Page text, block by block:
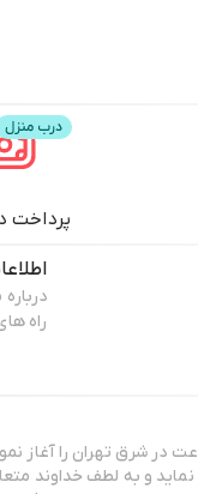
پرداخت
درباره
راه
در شرق تهران را آغاز
را جلب نماید و به لطف خداوند